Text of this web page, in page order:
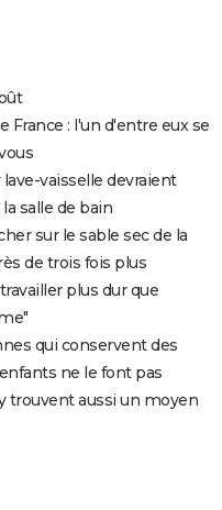
France : l'un d'entre eux se
vaisselle devraient
salle de bain
sur le sable sec de la
de trois fois plus
plus dur que
qui conservent des
ne le font pas
trouvent aussi un moyen